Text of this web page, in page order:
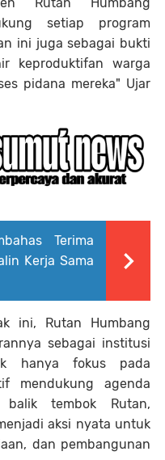
Rutan Humbang
setiap program
ini juga sebagai bukti
keproduktifan warga
pidana mereka" Ujar
Terima
Kerja Sama
ini, Rutan Humbang
sebagai institusi
hanya fokus pada
mendukung agenda
balik tembok Rutan,
aksi nyata untuk
dan pembangunan